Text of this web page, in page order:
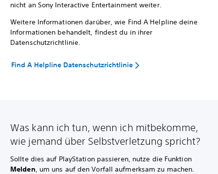
nicht an Sony Interactive Entertainment weiter.
Weitere Informationen darüber, wie Find A Helpline deine
Informationen behandelt, findest du in ihrer
Datenschutzrichtlinie.
Find A Helpline Datenschutzrichtlinie
Was kann ich tun, wenn ich mitbekomme,
wie jemand über Selbstverletzung spricht?
Sollte dies auf PlayStation passieren, nutze die Funktion
Melden , um uns auf den Vorfall aufmerksam zu machen.